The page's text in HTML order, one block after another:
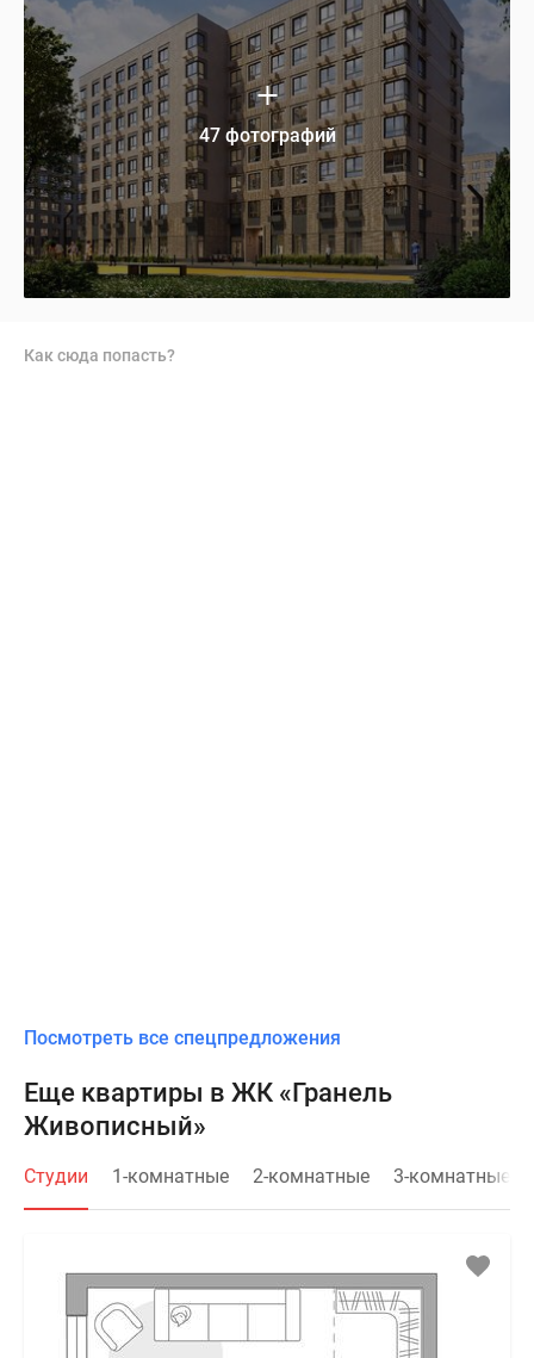
47 фотографий
Как сюда попасть?
Посмотреть все спецпредложения
Еще квартиры в ЖК «Гранель
Живописный»
Студии 1-комнатные 2-комнатные 3-комнатные